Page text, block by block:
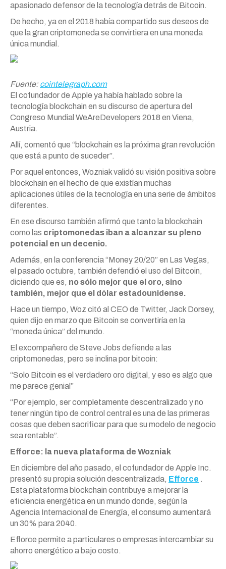
apasionado defensor de la tecnología detrás de Bitcoin.
De hecho, ya en el 2018 había compartido sus deseos de
que la gran criptomoneda se convirtiera en una moneda
única mundial.
Fuente: cointelegraph.com
El cofundador de Apple ya había hablado sobre la
tecnología blockchain en su discurso de apertura del
Congreso Mundial WeAreDevelopers 2018 en Viena,
Austria.
Allí, comentó que “blockchain es la próxima gran revolución
que está a punto de suceder”.
Por aquel entonces, Wozniak validó su visión positiva sobre
blockchain en el hecho de que existían muchas
aplicaciones útiles de la tecnología en una serie de ámbitos
diferentes.
En ese discurso también afirmó que tanto la blockchain
como las criptomonedas iban a alcanzar su pleno
potencial en un decenio.
Además, en la conferencia “Money 20/20” en Las Vegas,
el pasado octubre, también defendió el uso del Bitcoin,
diciendo que es, no sólo mejor que el oro, sino
también, mejor que el dólar estadounidense.
Hace un tiempo, Woz citó al CEO de Twitter, Jack Dorsey,
quien dijo en marzo que Bitcoin se convertiría en la
“moneda única” del mundo.
El excompañero de Steve Jobs defiende a las
criptomonedas, pero se inclina por bitcoin:
“Solo Bitcoin es el verdadero oro digital, y eso es algo que
me parece genial”
“Por ejemplo, ser completamente descentralizado y no
tener ningún tipo de control central es una de las primeras
cosas que deben sacrificar para que su modelo de negocio
sea rentable”.
Efforce: la nueva plataforma de Wozniak
En diciembre del año pasado, el cofundador de Apple Inc.
presentó su propia solución descentralizada, Efforce .
Esta plataforma blockchain contribuye a mejorar la
eficiencia energética en un mundo donde, según la
Agencia Internacional de Energía, el consumo aumentará
un 30% para 2040.
Efforce permite a particulares o empresas intercambiar su
ahorro energético a bajo costo.